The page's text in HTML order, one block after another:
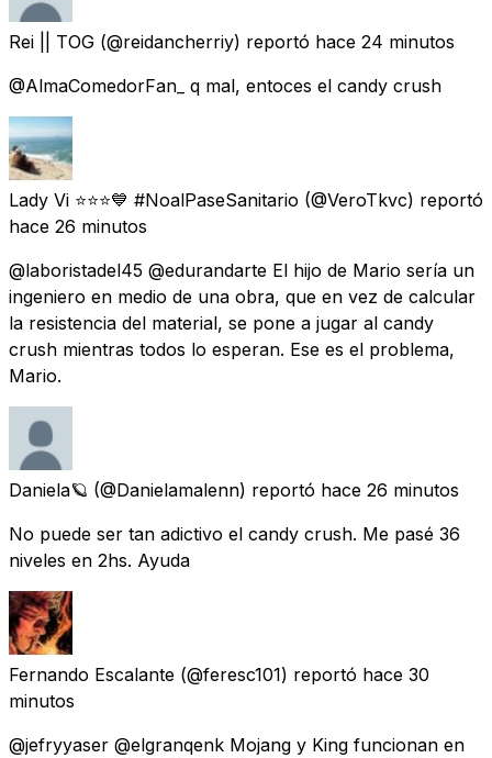
Rei || TOG (@reidancherriy) reportó hace 24 minutos
@AlmaComedorFan_ q mal, entoces el candy crush
Lady Vi ⭐️⭐️⭐️💙 #NoalPaseSanitario (@VeroTkvc) reportó
hace 26 minutos
@laboristadel45 @edurandarte El hijo de Mario sería un
ingeniero en medio de una obra, que en vez de calcular
la resistencia del material, se pone a jugar al candy
crush mientras todos lo esperan. Ese es el problema,
Mario.
Daniela🪐 (@Danielamalenn) reportó hace 26 minutos
No puede ser tan adictivo el candy crush. Me pasé 36
niveles en 2hs. Ayuda
Fernando Escalante (@feresc101) reportó hace 30
minutos
@jefryyaser @elgranqenk Mojang y King funcionan en